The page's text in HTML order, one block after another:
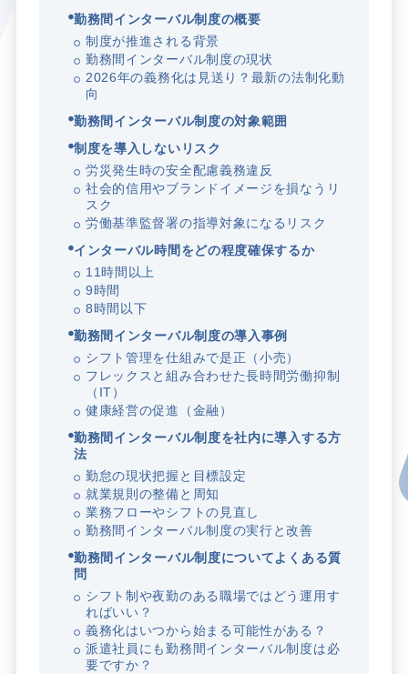
勤務間インターバル制度の概要
制度が推進される背景
勤務間インターバル制度の現状
2026年の義務化は見送り？最新の法制化動
向
勤務間インターバル制度の対象範囲
制度を導入しないリスク
労災発生時の安全配慮義務違反
社会的信用やブランドイメージを損なうリ
スク
労働基準監督署の指導対象になるリスク
インターバル時間をどの程度確保するか
11時間以上
9時間
8時間以下
勤務間インターバル制度の導入事例
シフト管理を仕組みで是正（小売）
フレックスと組み合わせた長時間労働抑制
（IT）
健康経営の促進（金融）
勤務間インターバル制度を社内に導入する方
法
勤怠の現状把握と目標設定
就業規則の整備と周知
業務フローやシフトの見直し
勤務間インターバル制度の実行と改善
勤務間インターバル制度についてよくある質
問
シフト制や夜勤のある職場ではどう運用す
ればいい？
義務化はいつから始まる可能性がある？
派遣社員にも勤務間インターバル制度は必
要ですか？